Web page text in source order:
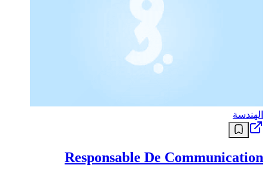
الهندسة
Responsable De Communication